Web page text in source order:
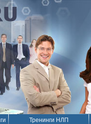
Тренинги НЛП